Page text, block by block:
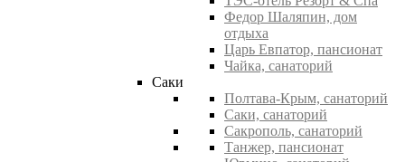
Федор Шаляпин, дом
отдыха
Царь Евпатор, пансионат
Чайка, санаторий
Саки
Полтава-Крым, санаторий
Саки, санаторий
Сакрополь, санаторий
Танжер, пансионат